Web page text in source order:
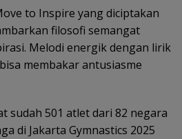
to Inspire yang diciptakan
filosofi semangat
Melodi energik dengan lirik
membakar antusiasme
sudah 501 atlet dari 82 negara
di Jakarta Gymnastics 2025